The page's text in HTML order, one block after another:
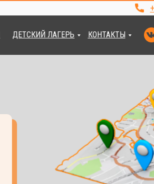
ДЕТСКИЙ ЛАГЕРЬ КОНТАКТЫ